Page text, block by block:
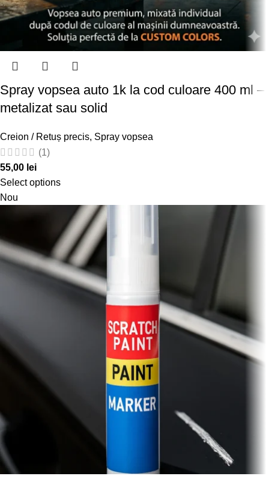
Spray vopsea auto 1k la cod culoare 400 ml –
metalizat sau solid
Creion / Retuș precis, Spray vopsea
(1)
55,00 lei
Select options
Nou